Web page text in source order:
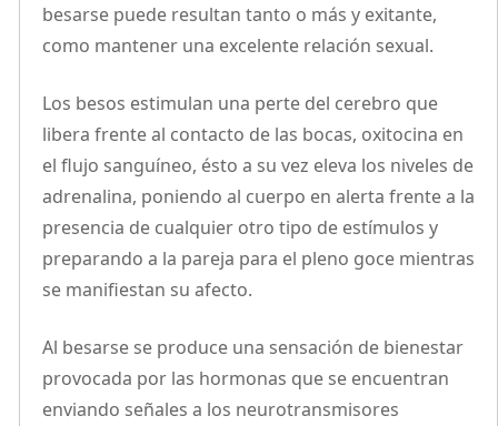
besarse puede resultan tanto o más y exitante,
como mantener una excelente relación sexual.
Los besos estimulan una perte del cerebro que
libera frente al contacto de las bocas, oxitocina en
el flujo sanguíneo, ésto a su vez eleva los niveles de
adrenalina, poniendo al cuerpo en alerta frente a la
presencia de cualquier otro tipo de estímulos y
preparando a la pareja para el pleno goce mientras
se manifiestan su afecto.
Al besarse se produce una sensación de bienestar
provocada por las hormonas que se encuentran
enviando señales a los neurotransmisores